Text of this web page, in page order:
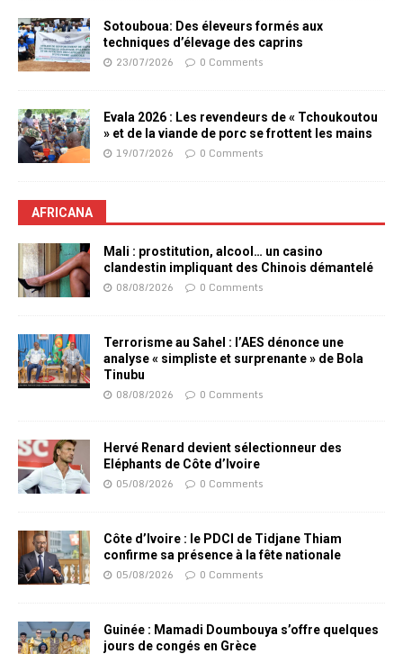
Sotouboua: Des éleveurs formés aux
techniques d’élevage des caprins
23/07/2026 0 Comments
Evala 2026 : Les revendeurs de « Tchoukoutou
» et de la viande de porc se frottent les mains
19/07/2026 0 Comments
AFRICANA
Mali : prostitution, alcool… un casino
clandestin impliquant des Chinois démantelé
08/08/2026 0 Comments
Terrorisme au Sahel : l’AES dénonce une
analyse « simpliste et surprenante » de Bola
Tinubu
08/08/2026 0 Comments
Hervé Renard devient sélectionneur des
Eléphants de Côte d’Ivoire
05/08/2026 0 Comments
Côte d’Ivoire : le PDCI de Tidjane Thiam
confirme sa présence à la fête nationale
05/08/2026 0 Comments
Guinée : Mamadi Doumbouya s’offre quelques
jours de congés en Grèce